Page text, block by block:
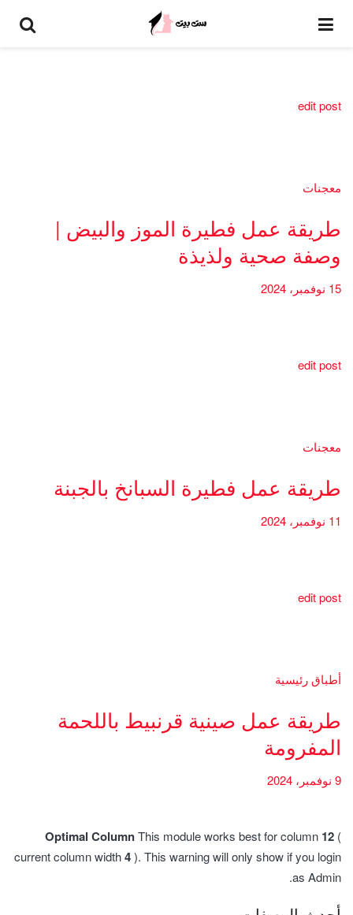
edit post
معجنات
طريقة عمل فطيرة الموز والبيض |
وصفة صحية ولذيذة
15 نوفمبر، 2024
edit post
معجنات
طريقة عمل فطيرة السبانخ بالجبنة
11 نوفمبر، 2024
edit post
أطباق رئيسية
طريقة عمل صينية قرنبيط باللحمة
المفرومة
9 نوفمبر، 2024
Optimal ColumnThis module works best for column 12 (
current column width4). This warning will only show if you login
as Admin.